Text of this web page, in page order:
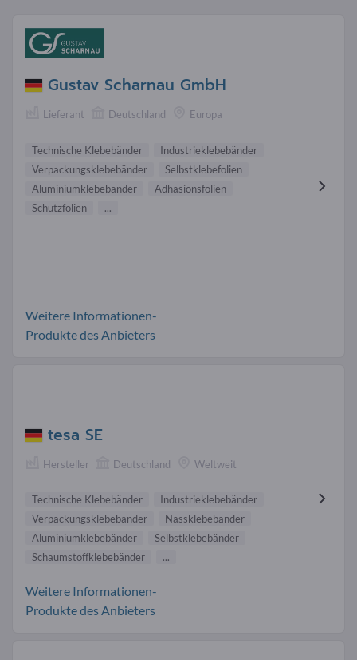
Gustav Scharnau GmbH
Lieferant Deutschland Europa
Technische Klebebänder
Industrieklebebänder
Verpackungsklebebänder
Selbstklebefolien
Aluminiumklebebänder
Adhäsionsfolien
Schutzfolien
...
Weitere Informationen-
Produkte des Anbieters
tesa SE
Hersteller Deutschland Weltweit
Technische Klebebänder
Industrieklebebänder
Verpackungsklebebänder
Nassklebebänder
Aluminiumklebebänder
Selbstklebebänder
Schaumstoffklebebänder
...
Weitere Informationen-
Produkte des Anbieters